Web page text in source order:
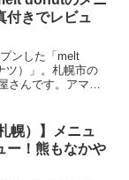
付きでレビュ
ンした「melt
ツ）」。札幌市の
さんです。アマ子
います。先日行っ
幌）】メニュ
ー！熊もなかや